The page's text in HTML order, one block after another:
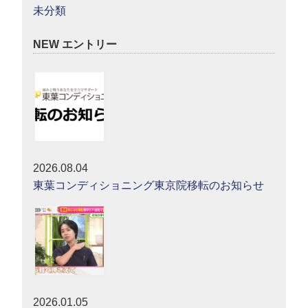
未分類
NEW エントリー
2026.08.04
東葉コンディショニング東京院移転のお知らせ
2026.01.05